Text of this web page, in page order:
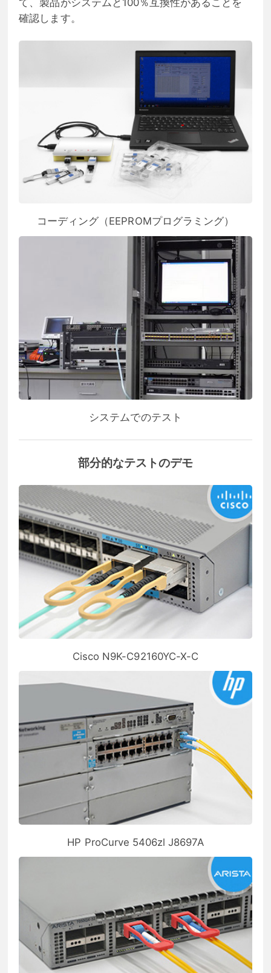
て、製品がシステムと100％互換性があることを
確認します。
コーディング（EEPROMプログラミング）
システムでのテスト
部分的なテストのデモ
Cisco N9K-C92160YC-X-C
HP ProCurve 5406zl J8697A